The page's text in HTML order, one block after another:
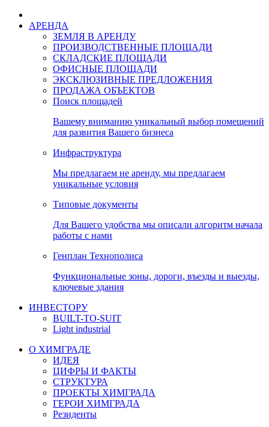
АРЕНДА
ЗЕМЛЯ В АРЕНДУ
ПРОИЗВОДСТВЕННЫЕ ПЛОЩАДИ
СКЛАДСКИЕ ПЛОЩАДИ
ОФИСНЫЕ ПЛОЩАДИ
ЭКСКЛЮЗИВНЫЕ ПРЕДЛОЖЕНИЯ
ПРОДАЖА ОБЪЕКТОВ
Поиск площадей
Вашему вниманию уникальный выбор помещений
для развития Вашего бизнеса
Инфраструктура
Мы предлагаем не аренду, мы предлагаем
уникальные условия
Типовые документы
Для Вашего удобства мы описали алгоритм начала
работы с нами
Генплан Технополиса
Функциональные зоны, дороги, въезды и выезды,
ключевые здания
ИНВЕСТОРУ
BUILT-TO-SUIT
Light industrial
О ХИМГРАДЕ
ИДЕЯ
ЦИФРЫ И ФАКТЫ
СТРУКТУРА
ПРОЕКТЫ ХИМГРАДА
ГЕРОИ ХИМГРАДА
Резиденты